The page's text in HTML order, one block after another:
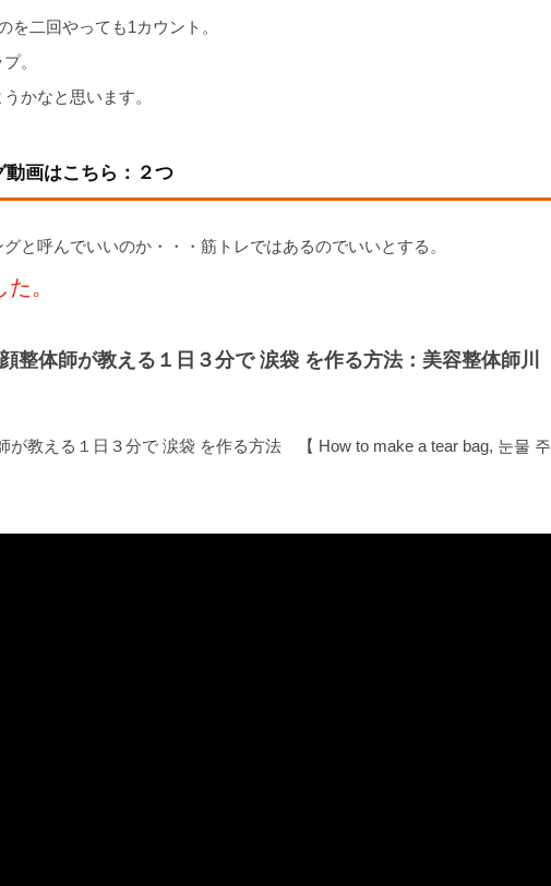
を二回やっても1カウント。
。
かなと思います。
画はこちら：２つ
と呼んでいいのか・・・筋トレではあるのでいいとする。
。
整体師が教える１日３分で 涙袋 を作る方法：美容整体師川
が教える１日３分で 涙袋 を作る方法 【 How to make a tear bag, 눈물 주